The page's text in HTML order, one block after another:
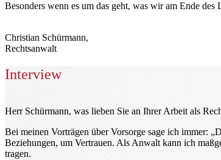
Besonders wenn es um das geht, was wir am Ende
Christian Schürmann,
Rechtsanwalt
Interview
Herr Schürmann, was lieben Sie an Ihrer Arbeit als
Bei meinen Vorträgen über Vorsorge sage ich immer:
Beziehungen, um Vertrauen. Als Anwalt kann ich
tragen.